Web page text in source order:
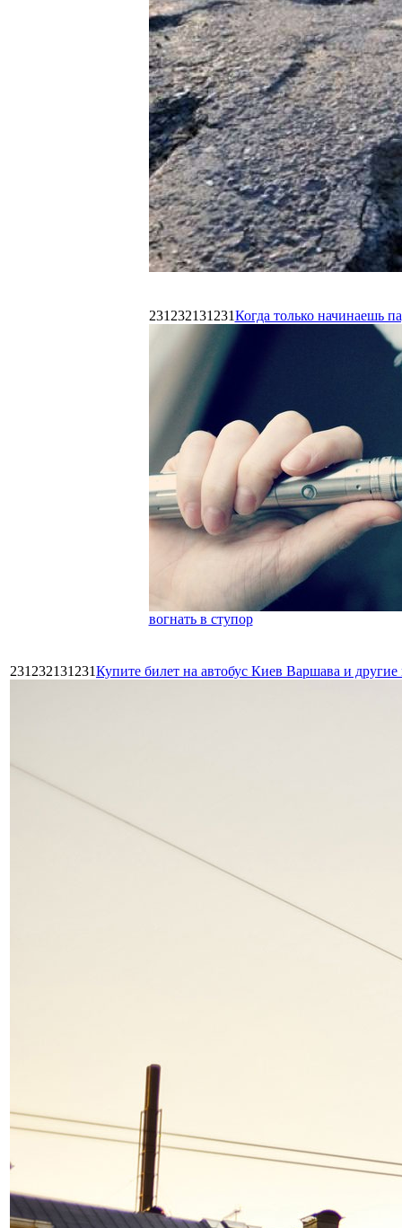
231232131231Когда только начинаешь
вогнать в ступор
231232131231Купите билет на автобус Киев Варшава и